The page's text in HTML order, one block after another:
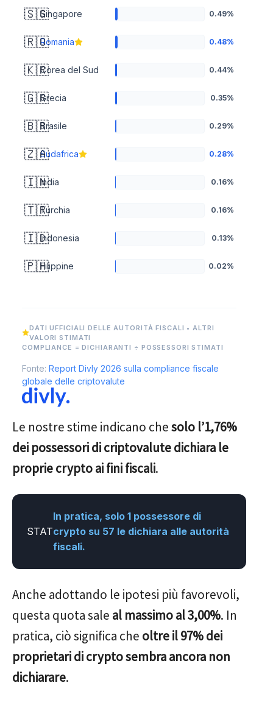
🇸🇬Singapore 0.49%
🇷🇴Romania 0.48%
🇰🇷Corea del Sud 0.44%
🇬🇷Grecia 0.35%
🇧🇷Brasile 0.29%
🇿🇦Sudafrica 0.28%
🇮🇳India 0.16%
🇹🇷Turchia 0.16%
🇮🇩Indonesia 0.13%
🇵🇭Filippine 0.02%
DATI UFFICIALI DELLE AUTORITÀ FISCALI • ALTRI
VALORI STIMATI
COMPLIANCE = DICHIARANTI ÷ POSSESSORI STIMATI
Fonte: Report Divly 2026 sulla compliance fiscale
globale delle criptovalute
Le nostre stime indicano chesolo l’1,76%
dei possessori di criptovalute dichiara le
proprie crypto ai fini fiscali.
STAT
In pratica, solo 1 possessore di
crypto su 57 le dichiara alle autorità
fiscali.
Anche adottando le ipotesi più favorevoli,
questa quota sale al massimo al 3,00%. In
pratica, ciò significa che oltre il 97% dei
proprietari di crypto sembra ancora non
dichiarare.